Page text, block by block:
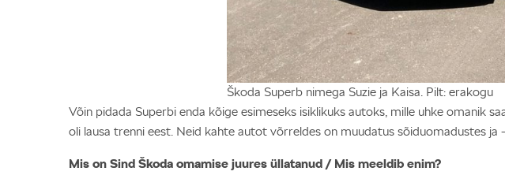
Škoda Superb nimega Suzie ja Kaisa. Pilt: erakogu
Võin pidada Superbi enda kõige esimeseks isiklikuks autoks, mille uhke omanik
oli lausa trenni eest. Neid kahte autot võrreldes on muudatus sõiduomadustes ja
Mis on Sind Škoda omamise juures üllatanud / Mis meeldib enim?